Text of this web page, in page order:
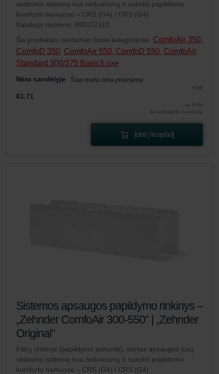
vėdinimo sistemą nuo nešvarumų ir suteikti papildomo
komforto namuose – CRS (G4) / CRS (G4)
Katalogo numeris: 400102110
Šis produktas randamas šiose kategorijose: ComfoAir 350,
ComfoD 350, ComfoAir 550, ComfoD 550, ComfoAir
Standard 300/375 Basic/Luxe
Nėra sandėlyje Šiuo metu nėra prieinama
EUR
61.71
su PVM
be pristatymo mokesčių
Įdėti į krepšelį
Sistemos apsaugos papildymo rinkinys –
„Zehnder ComfoAir 300-550" | „Zehnder
Original"
Filtrų rinkinys (papildymo pakuotė), skirtas apsaugoti jūsų
vėdinimo sistemą nuo nešvarumų ir suteikti papildomo
komforto namuose – CRS (G4) / CRS (G4)